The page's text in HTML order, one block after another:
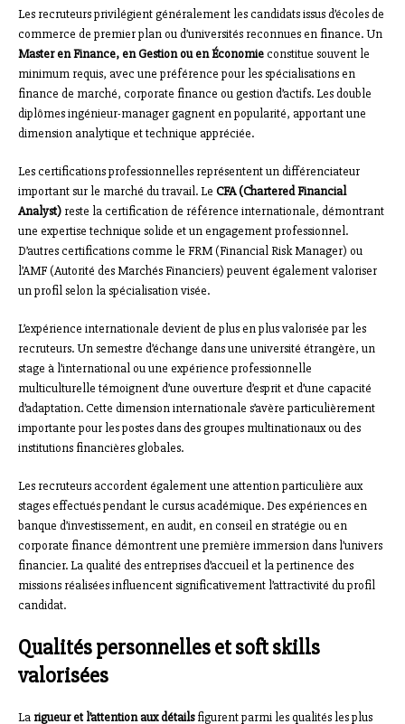
Les recruteurs privilégient généralement les candidats issus d’écoles de
commerce de premier plan ou d’universités reconnues en finance. Un
Master en Finance, en Gestion ou en Économieconstitue souvent le
minimum requis, avec une préférence pour les spécialisations en
finance de marché, corporate finance ou gestion d’actifs. Les double
diplômes ingénieur-manager gagnent en popularité, apportant une
dimension analytique et technique appréciée.
Les certifications professionnelles représentent un différenciateur
important sur le marché du travail. Le CFA (Chartered Financial
Analyst) reste la certification de référence internationale, démontrant
une expertise technique solide et un engagement professionnel.
D’autres certifications comme le FRM (Financial Risk Manager) ou
l’AMF (Autorité des Marchés Financiers) peuvent également valoriser
un profil selon la spécialisation visée.
L’expérience internationale devient de plus en plus valorisée par les
recruteurs. Un semestre d’échange dans une université étrangère, un
stage à l’international ou une expérience professionnelle
multiculturelle témoignent d’une ouverture d’esprit et d’une capacité
d’adaptation. Cette dimension internationale s’avère particulièrement
importante pour les postes dans des groupes multinationaux ou des
institutions financières globales.
Les recruteurs accordent également une attention particulière aux
stages effectués pendant le cursus académique. Des expériences en
banque d’investissement, en audit, en conseil en stratégie ou en
corporate finance démontrent une première immersion dans l’univers
financier. La qualité des entreprises d’accueil et la pertinence des
missions réalisées influencent significativement l’attractivité du profil
candidat.
Qualités personnelles et soft skills
valorisées
La rigueur et l’attention aux détailsfigurent parmi les qualités les plus